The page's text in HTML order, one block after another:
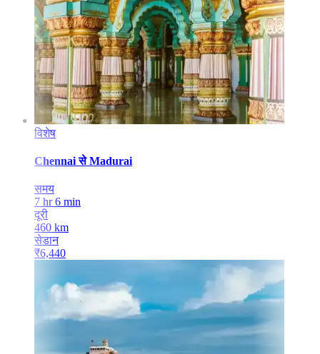
विशेष
Chennai से Madurai
समय
7 hr 6 min
दूरी
460 km
सेडान
₹6,440